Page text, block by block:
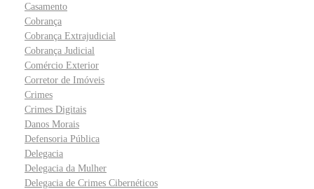
Casamento
Cobrança
Cobrança Extrajudicial
Cobrança Judicial
Comércio Exterior
Corretor de Imóveis
Crimes
Crimes Digitais
Danos Morais
Defensoria Pública
Delegacia
Delegacia da Mulher
Delegacia de Crimes Cibernéticos